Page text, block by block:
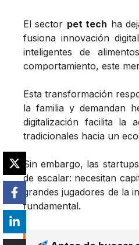
El sector pet tech ha
fusiona innovación
inteligentes de
comportamiento, este
Esta transformación
la familia y demandan
digitalización facilita la
tradicionales hacia un
Sin embargo, las
de escalar: necesitan
grandes jugadores de la
fundamental.